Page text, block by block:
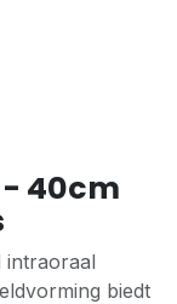
- 40cm
intraoraal
biedt